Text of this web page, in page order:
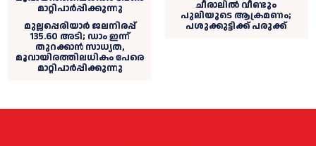
മുല്ലപ്പെരിയാർ ജലനിരപ്പ്
135.60 അടി; ഡാം ഇന്ന്
തുറക്കാൻ സാധ്യത,
മൂവായിരത്തിലധികം പേരെ
മാറ്റിപാർപ്പിക്കുന്നു
ചീരാലില്‍ വീണ്ടും
പുലിയുടെ ആക്രമണം;
പശുക്കുട്ടിക്ക് പരുക്ക്